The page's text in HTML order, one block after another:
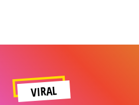
VIRAL